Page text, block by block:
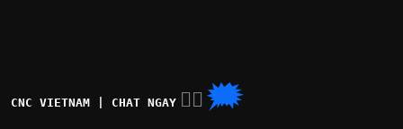
CNC VIETNAM | CHAT NGAY 👉🏽 🗯